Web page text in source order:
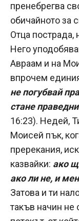
пренебрегва
обичайното за
Отца пострада,
Него
Авраам и на
впрочем
не погубвай
стане
16:23). Недей,
Моисей пък,
пререкания,
казвайки: ако
ако ли не, и
Затова и ти
такъв начин не